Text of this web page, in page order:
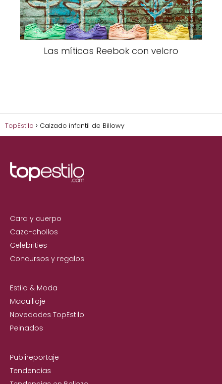
Las míticas Reebok con velcro
TopEstilo Calzado infantil de Billowy
Cara y cuerpo
Caza-chollos
Celebrities
Concursos y regalos
Estilo & Moda
Maquillaje
Novedades TopEstilo
Peinados
Publireportaje
Tendencias